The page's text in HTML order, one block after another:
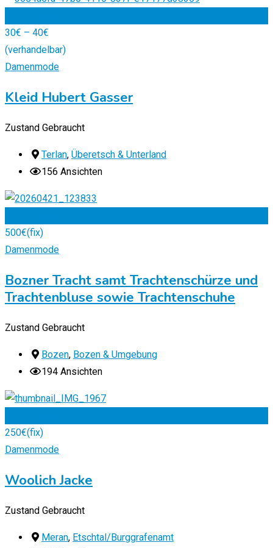
30€ – 40€
(verhandelbar)
Damenmode
Kleid Hubert Gasser
Zustand Gebraucht
Terlan, Überetsch & Unterland
156 Ansichten
500€(fix)
Damenmode
Bozner Tracht samt Trachtenschürze und
Trachtenbluse sowie Trachtenschuhe
Zustand Gebraucht
Bozen, Bozen & Umgebung
194 Ansichten
250€(fix)
Damenmode
Woolich Jacke
Zustand Gebraucht
Meran, Etschtal/Burggrafenamt